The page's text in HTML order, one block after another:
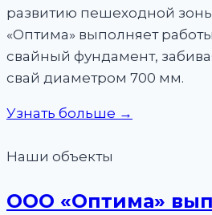
развитию пешеходной
«Оптима» выполняет
свайный фундамент,
свай диаметром 700 мм.
Узнать больше →
Наши объекты
ООО «Оптима»